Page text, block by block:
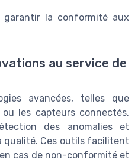
garantir la conformité aux
au service de
avancées, telles que
les capteurs connectés,
des anomalies et
qualité. Ces outils facilitent
cas de non-conformité et